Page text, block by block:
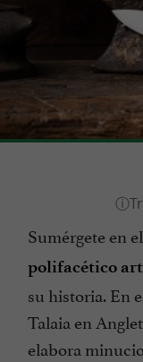
Sumérgete en
polifacético
su historia. En
Talaia en
elabora